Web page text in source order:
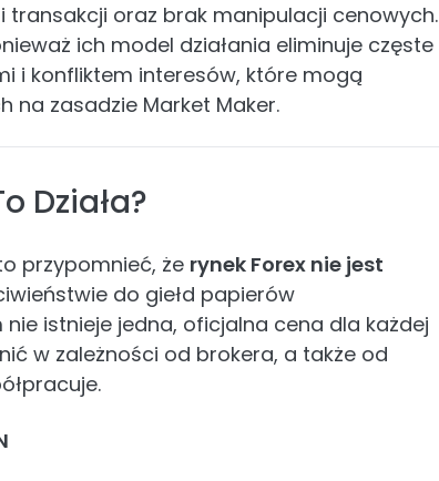
oraz brak manipulacji cenowych.
ich model działania eliminuje częste
i konfliktem interesów, które mogą
na zasadzie Market Maker.
Działa?
przypomnieć, że rynek Forex nie jest
do giełd papierów
istnieje jedna, oficjalna cena dla każdej
w zależności od brokera, a także od